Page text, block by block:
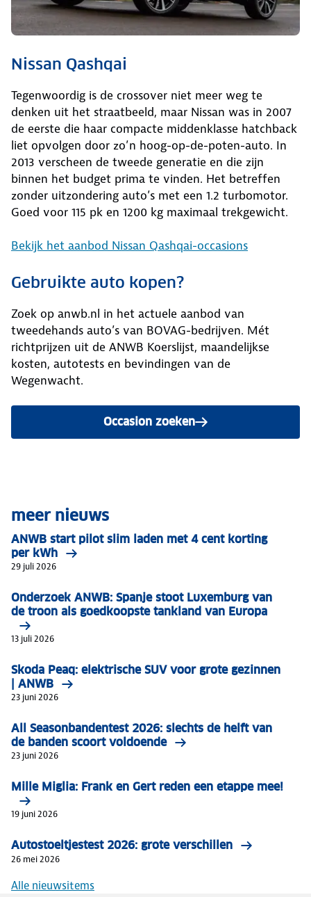
Nissan Qashqai
Tegenwoordig is de crossover niet meer weg te
denken uit het straatbeeld, maar Nissan was in 2007
de eerste die haar compacte middenklasse hatchback
liet opvolgen door zo’n hoog-op-de-poten-auto. In
2013 verscheen de tweede generatie en die zijn
binnen het budget prima te vinden. Het betreffen
zonder uitzondering auto’s met een 1.2 turbomotor.
Goed voor 115 pk en 1200 kg maximaal trekgewicht.
Bekijk het aanbod Nissan Qashqai-occasions
Gebruikte auto kopen?
Zoek op anwb.nl in het actuele aanbod van
tweedehands auto’s van BOVAG-bedrijven. Mét
richtprijzen uit de ANWB Koerslijst, maandelijkse
kosten, autotests en bevindingen van de
Wegenwacht.
Occasion zoeken
meer nieuws
ANWB start pilot slim laden met 4 cent korting
per kWh
29 juli 2026
Onderzoek ANWB: Spanje stoot Luxemburg van
de troon als goedkoopste tankland van Europa
13 juli 2026
Skoda Peaq: elektrische SUV voor grote gezinnen
| ANWB
23 juni 2026
All Seasonbandentest 2026: slechts de helft van
de banden scoort voldoende
23 juni 2026
Mille Miglia: Frank en Gert reden een etappe mee!
19 juni 2026
Autostoeltjestest 2026: grote verschillen
26 mei 2026
Alle nieuwsitems